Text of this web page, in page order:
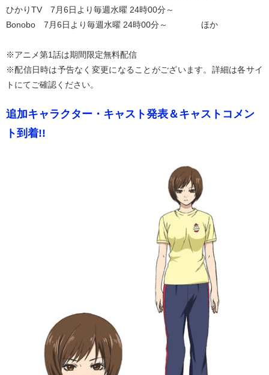
ひかりTV 7月6日より毎週水曜 24時00分～
Bonobo 7月6日より毎週水曜 24時00分～ ほか
※アニメ第1話は期間限定無料配信
※配信日時は予告なく変更になることがございます。詳細は各サイ
トにてご確認ください。
追加キャラクター・キャスト発表＆キャストコメン
ト到着!!